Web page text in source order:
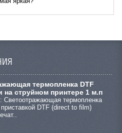
термопленка DTF
на струйном принтере 1 м.п
термопленка
DTF (direct to film)